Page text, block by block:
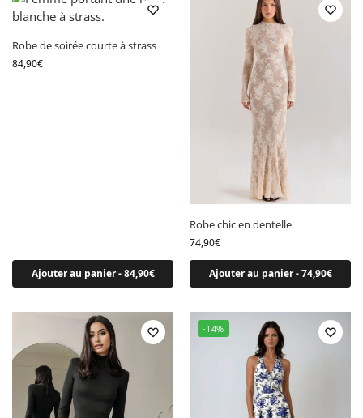
Robe de soirée courte à strass
84,90€
Ajouter au panier - 84,90€
Robe chic en dentelle
74,90€
Ajouter au panier - 74,90€
-14%